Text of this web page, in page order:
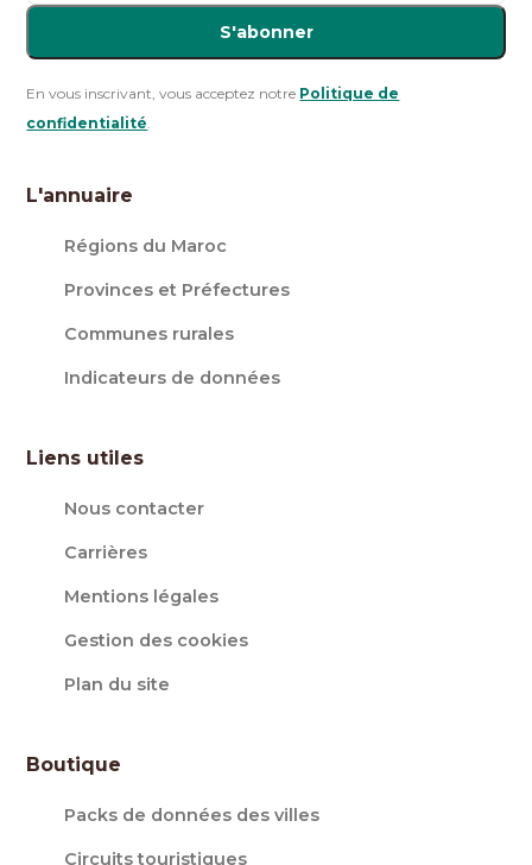
S'abonner
En vous inscrivant, vous acceptez notre Politique de
confidentialité.
L'annuaire
Régions du Maroc
Provinces et Préfectures
Communes rurales
Indicateurs de données
Liens utiles
Nous contacter
Carrières
Mentions légales
Gestion des cookies
Plan du site
Boutique
Packs de données des villes
Circuits touristiques